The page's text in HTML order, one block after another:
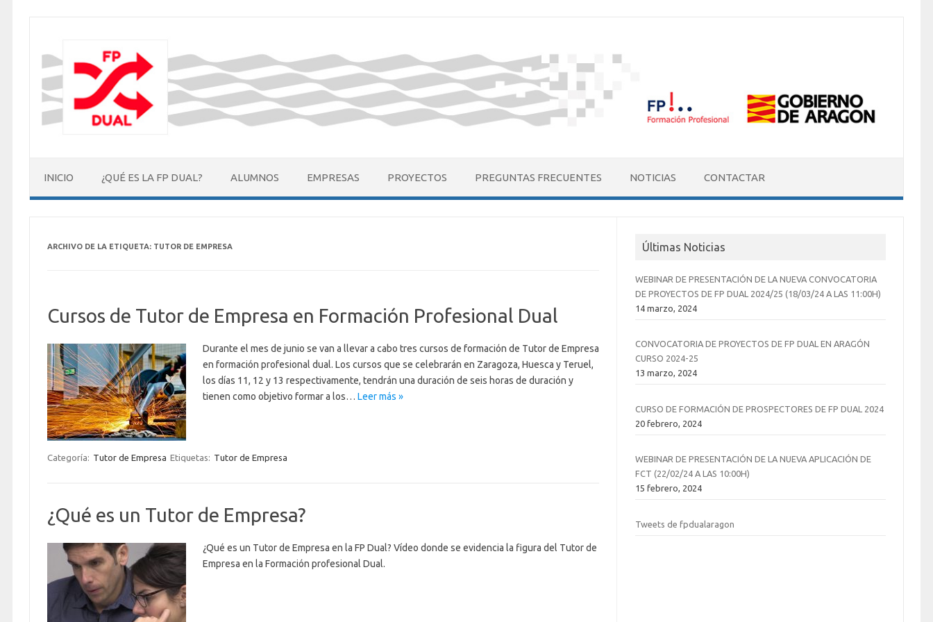
INICIO ¿QUÉ ES LA FP DUAL? ALUMNOS EMPRESAS PROYECTOS PREGUNTAS FRECUENTES NOTICIAS CONTACTAR
ARCHIVO DE LA ETIQUETA: TUTOR DE EMPRESA
Cursos de Tutor de Empresa en Formación Profesional Dual
Durante el mes de junio se van a llevar a cabo tres cursos de formación de Tutor de Empresa
en formación profesional dual. Los cursos que se celebrarán en Zaragoza, Huesca y Teruel,
los días 11, 12 y 13 respectivamente, tendrán una duración de seis horas de duración y
tienen como objetivo formar a los…Leer más »
Categoría: Tutor de Empresa Etiquetas: Tutor de Empresa
¿Qué es un Tutor de Empresa?
¿Qué es un Tutor de Empresa en la FP Dual? Vídeo donde se evidencia la figura del Tutor de
Empresa en la Formación profesional Dual.
Últimas Noticias
WEBINAR DE PRESENTACIÓN DE LA NUEVA CONVOCATORIA
DE PROYECTOS DE FP DUAL 2024/25 (18/03/24 A LAS 11:00H)
14 marzo, 2024
CONVOCATORIA DE PROYECTOS DE FP DUAL EN ARAGÓN
CURSO 2024-25
13 marzo, 2024
CURSO DE FORMACIÓN DE PROSPECTORES DE FP DUAL 2024
20 febrero, 2024
WEBINAR DE PRESENTACIÓN DE LA NUEVA APLICACIÓN DE
FCT (22/02/24 A LAS 10:00H)
15 febrero, 2024
Tweets de fpdualaragon